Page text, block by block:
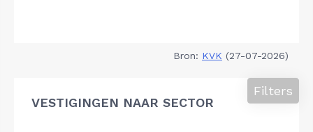
Bron: KVK (27-07-2026)
VESTIGINGEN NAAR SECTOR
Filters